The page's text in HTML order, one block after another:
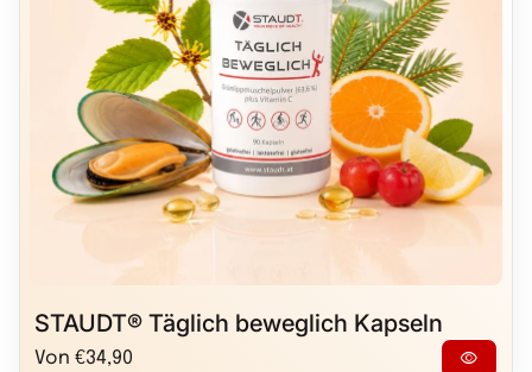
STAUDT® Täglich beweglich Kapseln
Regulärer Preis
Von €34,90 visibility